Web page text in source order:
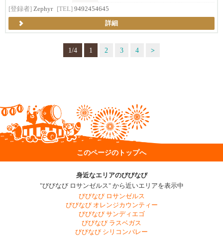
[登録者] Zephyr [TEL] 9492454645
詳細
1/4 1 2 3 4 >
このページのトップへ
身近なエリアのびびなび
"びびなび ロサンゼルス" から近いエリアを表示中
びびなび ロサンゼルス
びびなび オレンジカウンティー
びびなび サンディエゴ
びびなび ラスベガス
びびなび シリコンバレー